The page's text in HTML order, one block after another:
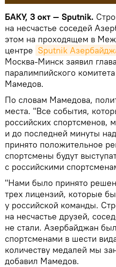
БАКУ, 3 окт — Sputnik.
на несчастье соседей
этом на проходящем в
центре Sputnik
Москва-Минск заявил
паралимпийского
Мамедов.
По словам Мамедова,
места. "Все события,
российских спортсменов,
и до последней минуты
принято положительное
спортсмены будут
с российскими
"Нами было принято
трех лицензий, которые
у российской команды.
на несчастье друзей,
не стали. Азербайджан
спортсменами в шести
количеству медалей мы
добавил Мамедов.